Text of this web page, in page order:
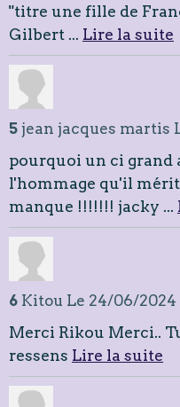
"titre une fille de
Gilbert ... Lire la suite
5 jean jacques martis
pourquoi un ci grand
l'hommage qu'il
manque !!!!!!! jacky ...
6 Kitou Le 24/06/2024
Merci Rikou Merci..
ressens Lire la suite